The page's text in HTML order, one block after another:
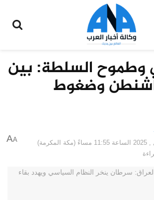
وطموح السلطة: بين
وضغوط
A
A